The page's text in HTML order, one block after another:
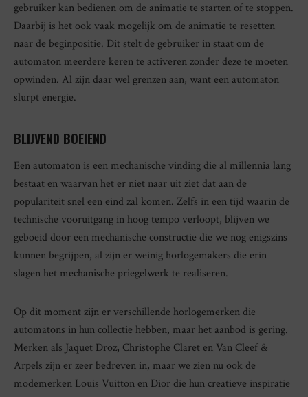
gebruiker kan bedienen om de animatie te starten of te stoppen.
Daarbij is het ook vaak mogelijk om de animatie te resetten
naar de beginpositie. Dit stelt de gebruiker in staat om de
automaton meerdere keren te activeren zonder deze te moeten
opwinden. Al zijn daar wel grenzen aan, want een automaton
slurpt energie.
BLIJVEND BOEIEND
Een automaton is een mechanische vinding die al millennia lang
bestaat en waarvan het er niet naar uit ziet dat aan de
populariteit snel een eind zal komen. Zelfs in een tijd waarin de
technische vooruitgang in hoog tempo verloopt, blijven we
geboeid door een mechanische constructie die we nog enigszins
kunnen begrijpen, al zijn er weinig horlogemakers die erin
slagen het mechanische priegelwerk te realiseren.
Op dit moment zijn er verschillende horlogemerken die
automatons in hun collectie hebben, maar het aanbod is gering.
Merken als Jaquet Droz, Christophe Claret en Van Cleef &
Arpels zijn er zeer bedreven in, maar we zien nu ook de
modemerken Louis Vuitton en Dior die hun creatieve inspiratie